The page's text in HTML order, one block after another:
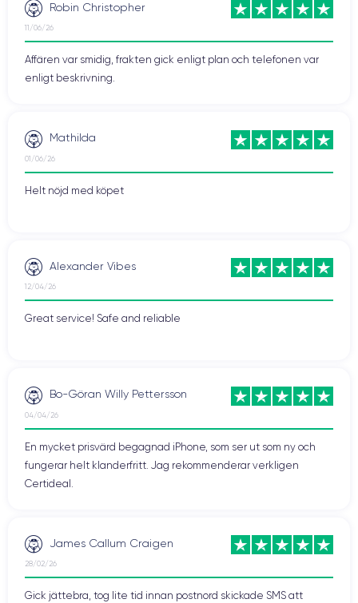
Robin Christopher
11/06/26
Affären var smidig, frakten gick enligt plan och telefonen var
enligt beskrivning.
Mathilda
01/06/26
Helt nöjd med köpet
Alexander Vibes
12/04/26
Great service! Safe and reliable
Bo-Göran Willy Pettersson
04/04/26
En mycket prisvärd begagnad iPhone, som ser ut som ny och
fungerar helt klanderfritt. Jag rekommenderar verkligen
Certideal.
James Callum Craigen
28/02/26
Gick jättebra, tog lite tid innan postnord skickade SMS att